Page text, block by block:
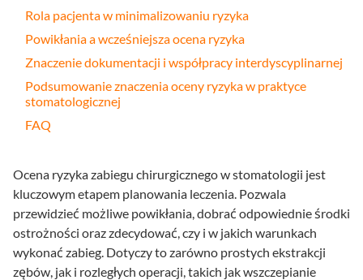
Rola pacjenta w minimalizowaniu ryzyka
Powikłania a wcześniejsza ocena ryzyka
Znaczenie dokumentacji i współpracy interdyscyplinarnej
Podsumowanie znaczenia oceny ryzyka w praktyce
stomatologicznej
FAQ
Ocena ryzyka zabiegu chirurgicznego w stomatologii jest
kluczowym etapem planowania leczenia. Pozwala
przewidzieć możliwe powikłania, dobrać odpowiednie środki
ostrożności oraz zdecydować, czy i w jakich warunkach
wykonać zabieg. Dotyczy to zarówno prostych ekstrakcji
zębów, jak i rozległych operacji, takich jak wszczepianie